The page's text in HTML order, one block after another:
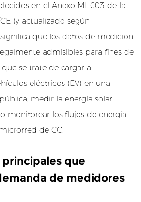
en el Anexo MI-003 de la
(y actualizado según
que los datos de medición
admisibles para fines de
se trate de cargar a
eléctricos (EV) en una
medir la energía solar
monitorear los flujos de energía
de CC.
que
de medidores